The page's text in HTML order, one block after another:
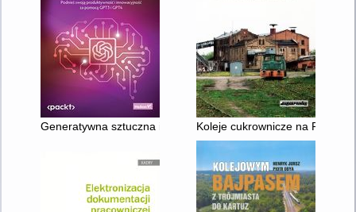
Generatywna sztuczna inteligencja z ChatGPT i modelami
Koleje cukrownicze na